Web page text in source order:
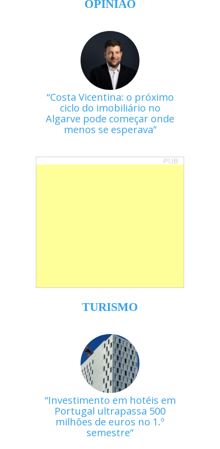
OPINIÃO
Costa Vicentina: o próximo
ciclo do imobiliário no
Algarve pode começar onde
menos se esperava
PUB
TURISMO
Investimento em hotéis em
Portugal ultrapassa 500
milhões de euros no 1.º
semestre